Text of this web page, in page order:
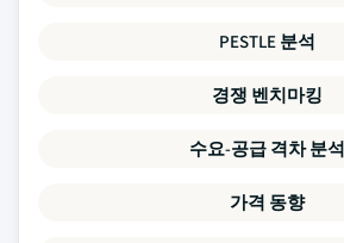
PESTLE 분석
경쟁 벤치마킹
수요-공급 격차 분석
가격 동향